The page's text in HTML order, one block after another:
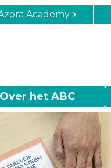
Academy
Over het ABC